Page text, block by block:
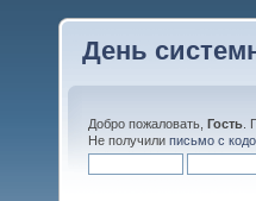
День
Добро пожаловать, Гость .
Не получили письмо с